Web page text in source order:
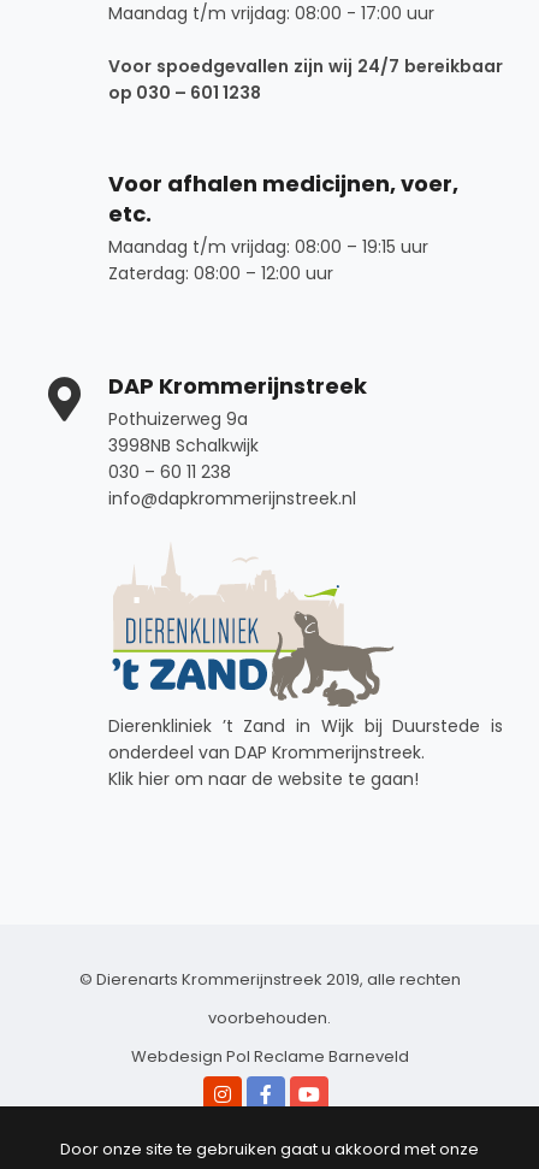
Door onze site te gebruiken gaat u akkoord met onze
Maandag t/m vrijdag: 08:00 - 17:00 uur
Voor spoedgevallen zijn wij 24/7 bereikbaar
op 030 – 601 1238
Voor afhalen medicijnen, voer,
etc.
Maandag t/m vrijdag: 08:00 – 19:15 uur
Zaterdag: 08:00 – 12:00 uur
DAP Krommerijnstreek
Pothuizerweg 9a
3998NB Schalkwijk
030 – 60 11 238
info@dapkrommerijnstreek.nl
Dierenkliniek ’t Zand in Wijk bij Duurstede is
onderdeel van DAP Krommerijnstreek.
Klik hier om naar de website te gaan!
© Dierenarts Krommerijnstreek 2019, alle rechten
voorbehouden.
Webdesign Pol Reclame Barneveld
Privacy Policy